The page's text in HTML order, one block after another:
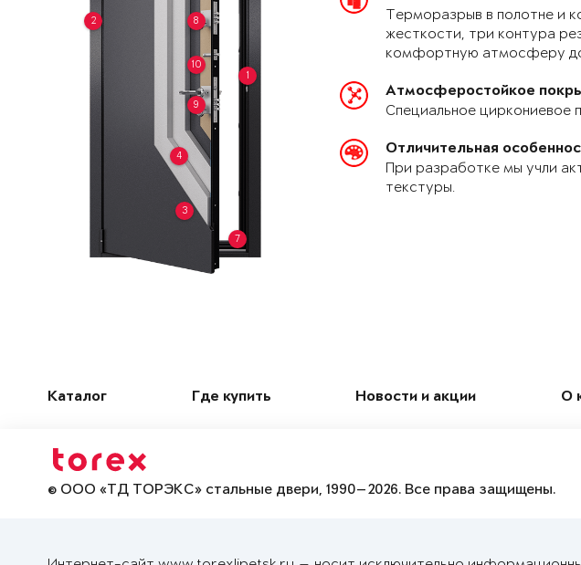
1
2
3
4
7
8
9
10
Терморазрыв в полотне и
жесткости, три контура
комфортную атмосферу
Атмосферостойкое
Специальное циркониевое
Отличительная
При разработке мы учли
текстуры.
Каталог Где купить Новости и акции О
© ООО «ТД ТОРЭКС» стальные двери, 1990—2026. Все права защищены.